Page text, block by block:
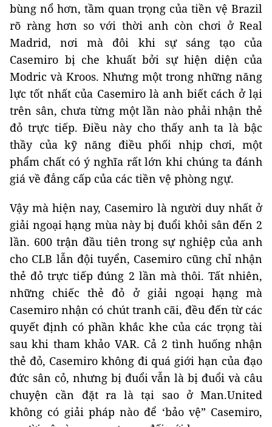
bùng nổ hơn, tầm quan trọng của tiền vệ Brazil
rõ ràng hơn so với thời anh còn chơi ở Real
Madrid, nơi mà đôi khi sự sáng tạo của
Casemiro bị che khuất bởi sự hiện diện của
Modric và Kroos. Nhưng một trong những năng
lực tốt nhất của Casemiro là anh biết cách ở lại
trên sân, chưa từng một lần nào phải nhận thẻ
đỏ trực tiếp. Điều này cho thấy anh ta là bậc
thầy của kỹ năng điều phối nhịp chơi, một
phẩm chất có ý nghĩa rất lớn khi chúng ta đánh
giá về đẳng cấp của các tiền vệ phòng ngự.
Vậy mà hiện nay, Casemiro là người duy nhất ở
giải ngoại hạng mùa này bị đuổi khỏi sân đến 2
lần. 600 trận đầu tiên trong sự nghiệp của anh
cho CLB lẫn đội tuyển, Casemiro cũng chỉ nhận
thẻ đỏ trực tiếp đúng 2 lần mà thôi. Tất nhiên,
những chiếc thẻ đỏ ở giải ngoại hạng mà
Casemiro nhận có chút tranh cãi, đều đến từ các
quyết định có phần khắc khe của các trọng tài
sau khi tham khảo VAR. Cả 2 tình huống nhận
thẻ đỏ, Casemiro không đi quá giới hạn của đạo
đức sân cỏ, nhưng bị đuổi vẫn là bị đuổi và câu
chuyện cần đặt ra là tại sao ở Man.United
không có giải pháp nào để ‘bảo vệ” Casemiro,